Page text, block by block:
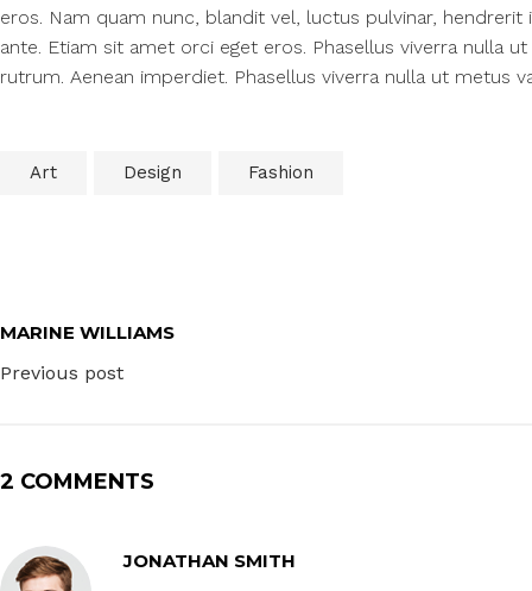
eros. Nam quam nunc, blandit vel, luctus pulvinar,
ante. Etiam sit amet orci eget eros. Phasellus viverra nulla
rutrum. Aenean imperdiet. Phasellus viverra nulla ut metus
Art Design Fashion
MARINE WILLIAMS
Previous post
2 COMMENTS
JONATHAN SMITH